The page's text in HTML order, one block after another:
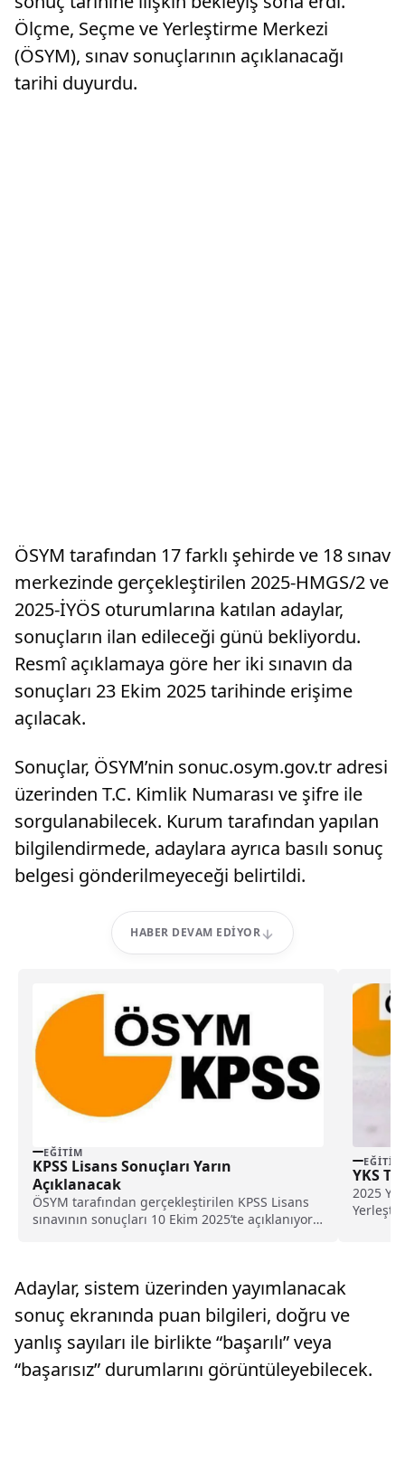
Ölçme, Seçme ve Yerleştirme Merkezi
(ÖSYM), sınav sonuçlarının açıklanacağı
tarihi duyurdu.
ÖSYM tarafından 17 farklı şehirde ve 18 sınav
merkezinde gerçekleştirilen 2025-HMGS/2 ve
2025-İYÖS oturumlarına katılan adaylar,
sonuçların ilan edileceği günü bekliyordu.
Resmî açıklamaya göre her iki sınavın da
sonuçları 23 Ekim 2025 tarihinde erişime
açılacak.
Sonuçlar, ÖSYM’nin sonuc.osym.gov.tr adresi
üzerinden T.C. Kimlik Numarası ve şifre ile
sorgulanabilecek. Kurum tarafından yapılan
bilgilendirmede, adaylara ayrıca basılı sonuç
belgesi gönderilmeyeceği belirtildi.
HABER DEVAM EDIYOR
EĞITIM
KPSS Lisans Sonuçları Yarın
Açıklanacak
ÖSYM tarafından gerçekleştirilen KPSS Lisans
sınavının sonuçları 10 Ekim 2025’te açıklanıyor;
EĞITIM
YKS
2025
Adaylar, sistem üzerinden yayımlanacak
sonuç ekranında puan bilgileri, doğru ve
yanlış sayıları ile birlikte “başarılı” veya
“başarısız” durumlarını görüntüleyebilecek.